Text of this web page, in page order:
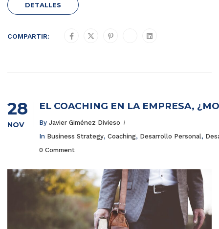
DETALLES
COMPARTIR:
28
NOV
EL COACHING EN LA EMPRESA,
By Javier Giménez Divieso
In Business Strategy, Coaching, Desarrollo Personal,
0 Comment